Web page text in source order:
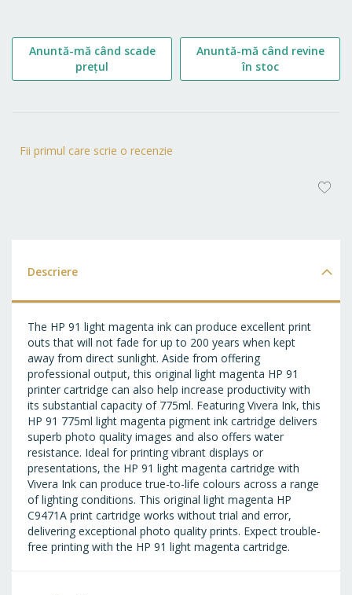
Fii primul care scrie o recenzie
Anuntă-mă când scade
prețul
Anuntă-mă când revine
în stoc
Descriere
The HP 91 light magenta ink can produce excellent print
outs that will not fade for up to 200 years when kept
away from direct sunlight. Aside from offering
professional output, this original light magenta HP 91
printer cartridge can also help increase productivity with
its substantial capacity of 775ml. Featuring Vivera Ink, this
HP 91 775ml light magenta pigment ink cartridge delivers
superb photo quality images and also offers water
resistance. Ideal for printing vibrant displays or
presentations, the HP 91 light magenta cartridge with
Vivera Ink can produce true-to-life colours across a range
of lighting conditions. This original light magenta HP
C9471A print cartridge works without trial and error,
delivering exceptional photo quality prints. Expect trouble-
free printing with the HP 91 light magenta cartridge.